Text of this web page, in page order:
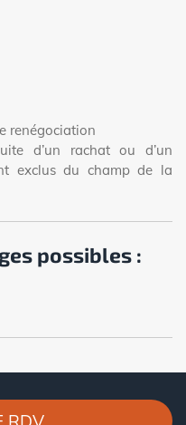
renégociation
d’un rachat ou d’un
exclus du champ de la
possibles :